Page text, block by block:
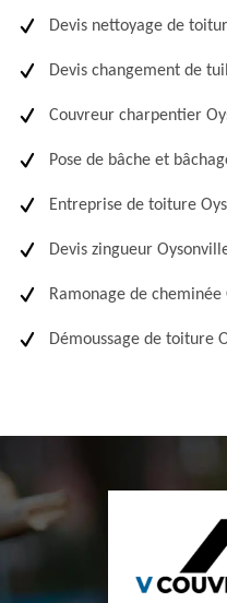
Devis nettoyage de
Devis changement de
Couvreur charpentier
Pose de bâche et
Entreprise de toiture
Devis zingueur
Ramonage de cheminée
Démoussage de toiture